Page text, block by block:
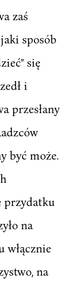
zaś
sposób
się
i
przesłany
być może.
przydatku
na
włącznie
na